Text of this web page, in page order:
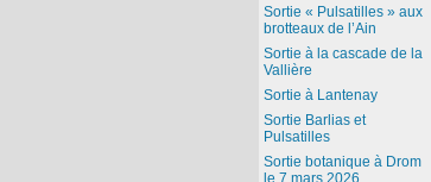
Sortie « Pulsatilles » aux
brotteaux de l’Ain
Sortie à la cascade de la
Vallière
Sortie à Lantenay
Sortie Barlias et
Pulsatilles
Sortie botanique à Drom